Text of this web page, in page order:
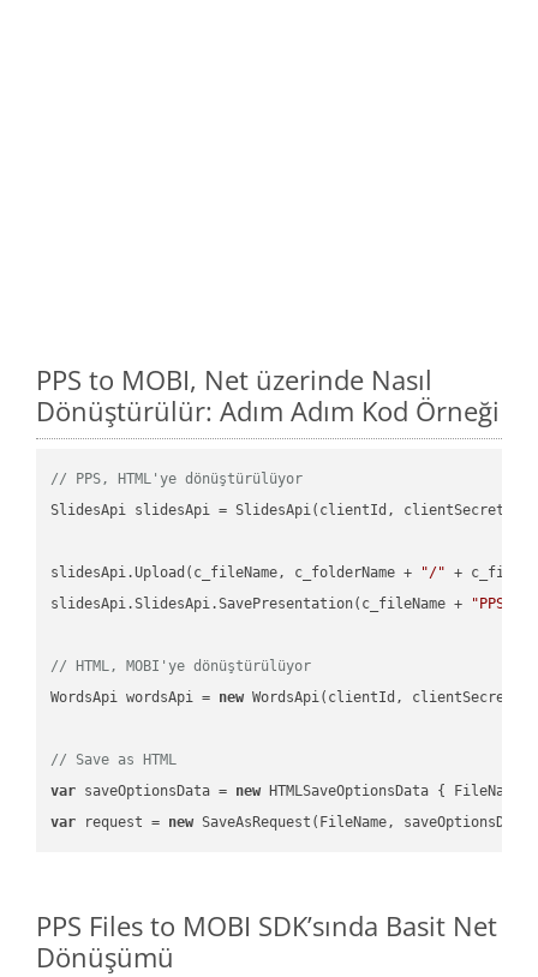
PPS to MOBI, Net üzerinde Nasıl
Dönüştürülür: Adım Adım Kod Örneği
// PPS, HTML'ye dönüştürülüyor
SlidesApi slidesApi = SlidesApi(clientId, clientSecret);
slidesApi.Upload(c_fileName, c_folderName + "/" +
slidesApi.SlidesApi.SavePresentation(c_fileName +
"PPS"
// HTML, MOBI'ye dönüştürülüyor
WordsApi wordsApi = new WordsApi(clientId, clientSecret);
// Save as HTML
var saveOptionsData = new HTMLSaveOptionsData { FileName
var request = new
PPS Files to MOBI SDK’sında Basit Net
Dönüşümü